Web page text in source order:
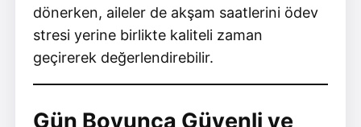
dönerken, aileler de akşam saatlerini ödev
stresi yerine birlikte kaliteli zaman
geçirerek değerlendirebilir.
Gün Boyunca Güvenli ve